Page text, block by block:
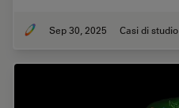
Sep 30, 2025 Casi di studio